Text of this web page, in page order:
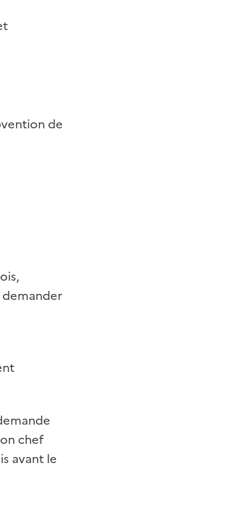
de
demander
chef
avant le